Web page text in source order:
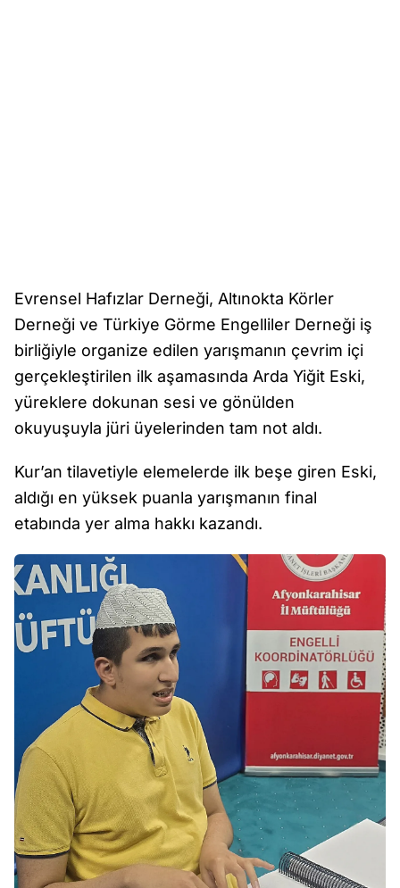
Evrensel Hafızlar Derneği, Altınokta Körler
Derneği ve Türkiye Görme Engelliler Derneği iş
birliğiyle organize edilen yarışmanın çevrim içi
gerçekleştirilen ilk aşamasında Arda Yiğit Eski,
yüreklere dokunan sesi ve gönülden
okuyuşuyla jüri üyelerinden tam not aldı.
Kur’an tilavetiyle elemelerde ilk beşe giren Eski,
aldığı en yüksek puanla yarışmanın final
etabında yer alma hakkı kazandı.